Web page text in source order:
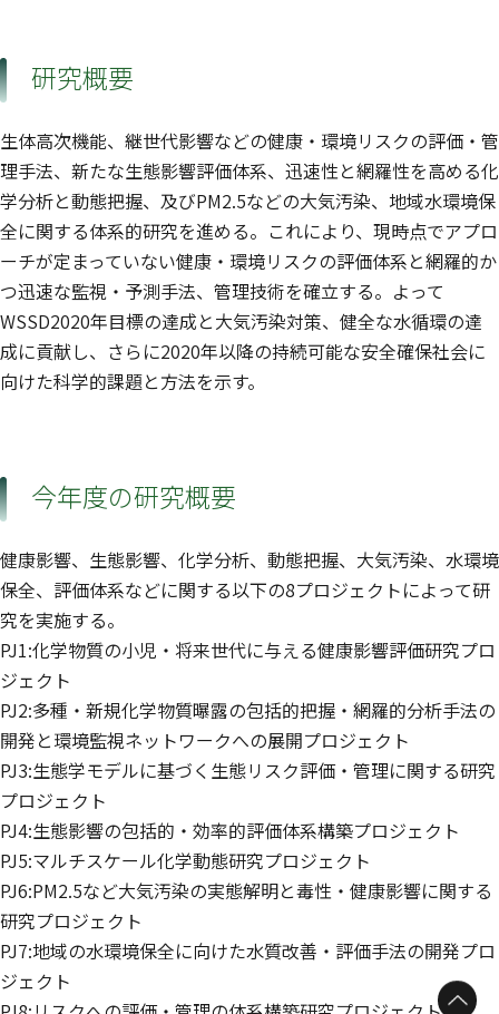
青木 康展
YE FENG
域
小池 英子
環境リスク・健康領
域
中島 大介
環境リスク・健康領
域
曽根 秀子
河原 純子 柳下 真由子
橋本 俊次
環境リスク・健康領
域
高澤 嘉一
環境リスク・健康領
域
家田 曜世
環境リスク・健康領
域
伏見 暁洋
地球システム領域
山川 茜
環境リスク・健康領
域
武内 章記
環境リスク・健康領
域
鈴木 剛
資源循環領域
生物多様性領域
堀口 敏宏
域
児玉 圭太
域
渡部 春奈
環境リスク・健康領
域
山本 裕史
環境リスク・健康領
今泉 圭隆
環境リスク・健康領
櫻井 健郎
環境リスク・健康領
域
河合 徹
環境リスク・健康領
SEVILLA-NASTOR
Janice Beltran
倉持 秀敏
資源循環領域
梶原 夏子
資源循環領域
黒田 啓介
高見 昭憲
企画部
平野 靖史郎
藤谷 雄二
環境リスク・健康領
域
山崎 新
環境リスク・健康領
域
企画部
永島 達也
地球システム領域
森野 悠
地域環境保全領域
五藤 大輔
地域環境保全領域
茶谷 聡
地域環境保全領域
近藤 美則
地域環境保全領域
珠坪 一晃
高津 文人
冨岡 典子
岡寺 智大
研究概要
生体高次機能、継世代影響などの健康・環境リスクの評価・管
理手法、新たな生態影響評価体系、迅速性と網羅性を高める化
学分析と動態把握、及びPM2.5などの大気汚染、地域水環境保
全に関する体系的研究を進める。これにより、現時点でアプロ
ーチが定まっていない健康・環境リスクの評価体系と網羅的か
つ迅速な監視・予測手法、管理技術を確立する。よって
WSSD2020年目標の達成と大気汚染対策、健全な水循環の達
成に貢献し、さらに2020年以降の持続可能な安全確保社会に
向けた科学的課題と方法を示す。
今年度の研究概要
健康影響、生態影響、化学分析、動態把握、大気汚染、水環境
保全、評価体系などに関する以下の8プロジェクトによって研
究を実施する。
PJ1:化学物質の小児・将来世代に与える健康影響評価研究プロ
ジェクト
PJ2:多種・新規化学物質曝露の包括的把握・網羅的分析手法の
開発と環境監視ネットワークへの展開プロジェクト
PJ3:生態学モデルに基づく生態リスク評価・管理に関する研究
プロジェクト
PJ4:生態影響の包括的・効率的評価体系構築プロジェクト
PJ5:マルチスケール化学動態研究プロジェクト
PJ6:PM2.5など大気汚染の実態解明と毒性・健康影響に関する
研究プロジェクト
PJ7:地域の水環境保全に向けた水質改善・評価手法の開発プロ
ジェクト